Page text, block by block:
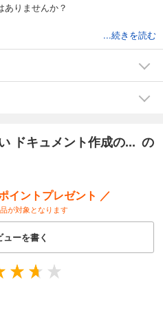
ありませんか？
シャリストであるテクニカルライタ
何のドキュメントを」「どうやっ
します。
にし、全編にわたってイラストを
生使える知識満載です。
が手がけます。
...続きを読む
ドキュメント作成の... の
イントプレゼント ／
が対象となります
ューを書く